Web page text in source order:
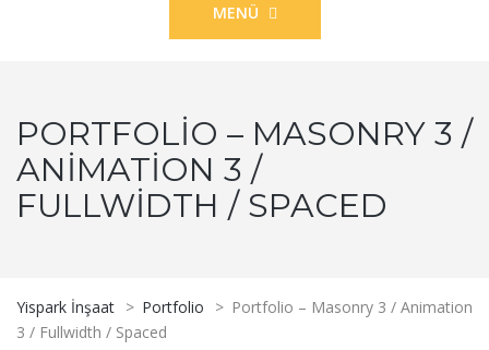
MENÜ
PORTFOLIO – MASONRY 3 /
ANIMATION 3 /
FULLWIDTH / SPACED
Yispark İnşaat > Portfolio > Portfolio – Masonry 3 / Animation
3 / Fullwidth / Spaced